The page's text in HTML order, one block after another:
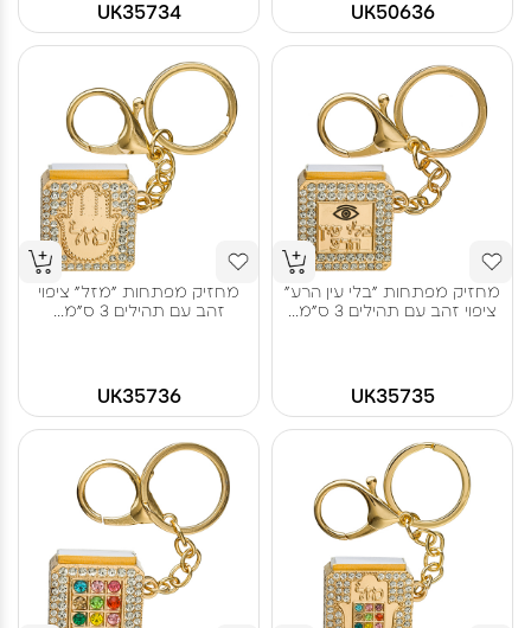
UK50636
UK35734
מחזיק מפתחות "בלי עין הרע"
ציפוי זהב עם תהילים 3 ס"מ...
UK35735
מחזיק מפתחות "מזל" ציפוי
זהב עם תהילים 3 ס"מ...
UK35736